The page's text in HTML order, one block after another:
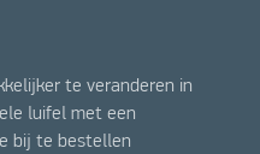
te veranderen in
luifel met een
bij te bestellen